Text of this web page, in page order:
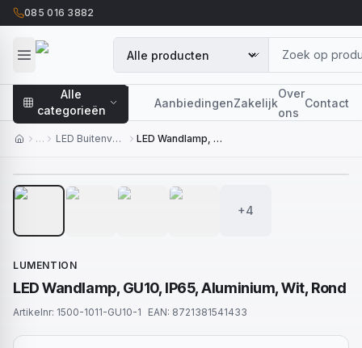
085 016 3882
Alle
categorieën
AanbiedingenZakelijk
Over
ons
Contact
… LED Buitenverlichting
LED Wandlamp, GU10, IP65, Aluminium, Wit, Rond
+4
LUMENTION
LED Wandlamp, GU10, IP65, Aluminium, Wit, Rond
Artikelnr: 1500-1011-GU10-1 EAN: 8721381541433